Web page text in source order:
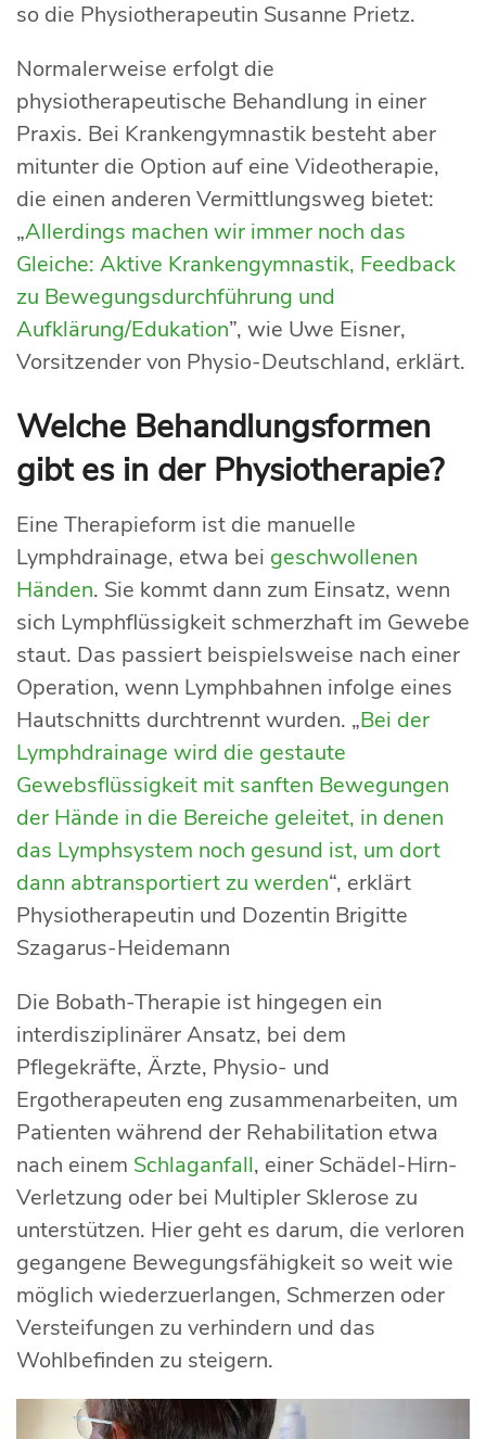
so die Physiotherapeutin Susanne Prietz.
Normalerweise erfolgt die
physiotherapeutische Behandlung in einer
Praxis. Bei Krankengymnastik besteht aber
mitunter die Option auf eine Videotherapie,
die einen anderen Vermittlungsweg bietet:
„Allerdings machen wir immer noch das
Gleiche: Aktive Krankengymnastik, Feedback
zu Bewegungsdurchführung und
Aufklärung/Edukation”, wie Uwe Eisner,
Vorsitzender von Physio-Deutschland, erklärt.
Welche Behandlungsformen
gibt es in der Physiotherapie?
Eine Therapieform ist die manuelle
Lymphdrainage, etwa bei geschwollenen
Händen. Sie kommt dann zum Einsatz, wenn
sich Lymphflüssigkeit schmerzhaft im Gewebe
staut. Das passiert beispielsweise nach einer
Operation, wenn Lymphbahnen infolge eines
Hautschnitts durchtrennt wurden. „Bei der
Lymphdrainage wird die gestaute
Gewebsflüssigkeit mit sanften Bewegungen
der Hände in die Bereiche geleitet, in denen
das Lymphsystem noch gesund ist, um dort
dann abtransportiert zu werden“, erklärt
Physiotherapeutin und Dozentin Brigitte
Szagarus-Heidemann
Die Bobath-Therapie ist hingegen ein
interdisziplinärer Ansatz, bei dem
Pflegekräfte, Ärzte, Physio- und
Ergotherapeuten eng zusammenarbeiten, um
Patienten während der Rehabilitation etwa
nach einem Schlaganfall, einer Schädel-Hirn-
Verletzung oder bei Multipler Sklerose zu
unterstützen. Hier geht es darum, die verloren
gegangene Bewegungsfähigkeit so weit wie
möglich wiederzuerlangen, Schmerzen oder
Versteifungen zu verhindern und das
Wohlbefinden zu steigern.